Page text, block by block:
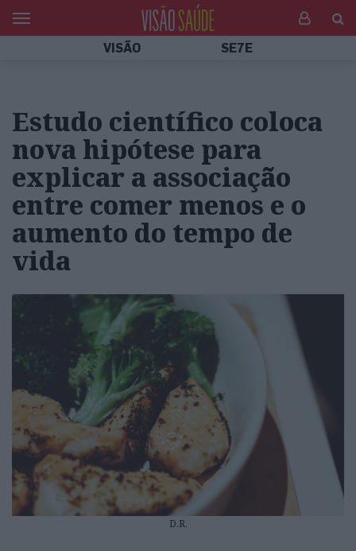
VISÃO SE7E
Estudo científico coloca
nova hipótese para
explicar a associação
entre comer menos e o
aumento do tempo de
vida
D.R.